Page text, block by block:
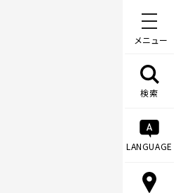
メニュー
検索
LANGUAGE